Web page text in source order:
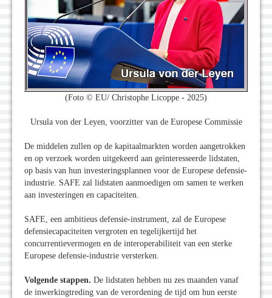
(Foto © EU/ Christophe Licoppe - 2025)
Ursula von der Leyen, voorzitter van de Europese Commissie
De middelen zullen op de kapitaalmarkten worden aangetrokken
en op verzoek worden uitgekeerd aan geïnteresseerde lidstaten,
op basis van hun investeringsplannen voor de Europese defensie-
industrie. SAFE zal lidstaten aanmoedigen om samen te werken
aan investeringen en capaciteiten.
SAFE, een ambitieus defensie-instrument, zal de Europese
defensiecapaciteiten vergroten en tegelijkertijd het
concurrentievermogen en de interoperabiliteit van een sterke
Europese defensie-industrie versterken.
Volgende stappen. De lidstaten hebben nu zes maanden vanaf
de inwerkingtreding van de verordening de tijd om hun eerste